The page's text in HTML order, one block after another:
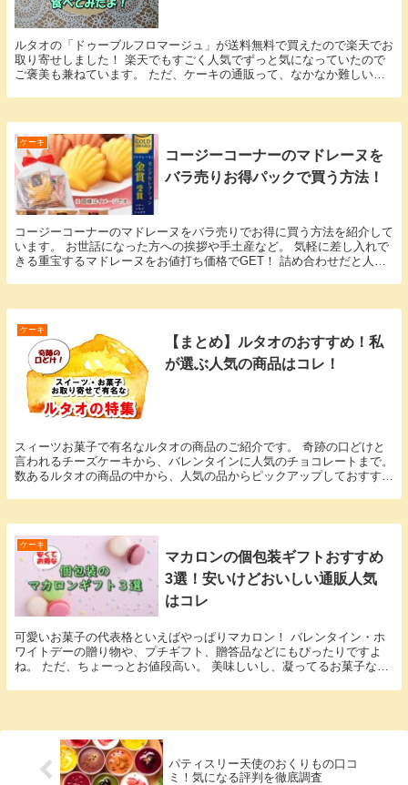
ルタオの「ドゥーブルフロマージュ」が送料無料で買えたので楽天でお
取り寄せしました！ 楽天でもすごく人気でずっと気になっていたので
ご褒美も兼ねています。 ただ、ケーキの通販って、なかなか難しいと
ケーキ
コージーコーナーのマドレーヌを
バラ売りお得パックで買う方法！
コージーコーナーのマドレーヌをバラ売りでお得に買う方法を紹介して
います。 お世話になった方への挨拶や手土産など。 気軽に差し入れで
きる重宝するマドレーヌをお値打ち価格でGET！ 詰め合わせだと人数
ケーキ
【まとめ】ルタオのおすすめ！私
が選ぶ人気の商品はコレ！
スィーツお菓子で有名なルタオの商品のご紹介です。 奇跡の口どけと
言われるチーズケーキから、バレンタインに人気のチョコレートまで。
数あるルタオの商品の中から、人気の品からピックアップしておすすめ
ケーキ
マカロンの個包装ギフトおすすめ
3選！安いけどおいしい通販人気
はコレ
可愛いお菓子の代表格といえばやっぱりマカロン！ バレンタイン・ホ
ワイトデーの贈り物や、プチギフト、贈答品などにもぴったりですよ
ね。 ただ、ちょーっとお値段高い。 美味しいし、凝ってるお菓子なの
パティスリー天使のおくりもの口コ
ミ！気になる評判を徹底調査